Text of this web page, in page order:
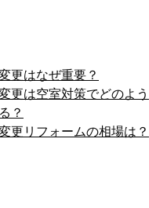
更はなぜ重要？
更は空室対策でどのよう
？
更リフォームの相場は？